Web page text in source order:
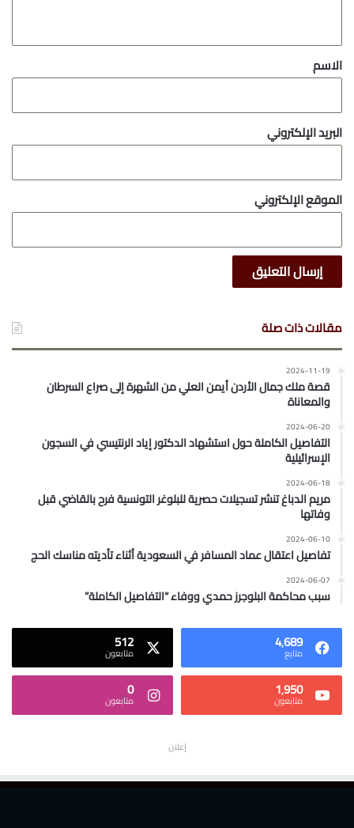
*
الاسم
البريد الإلكتروني
الموقع الإلكتروني
مقالات ذات صلة
2024-11-19
قصة ملك جمال الأردن أيمن العلي من الشهرة إلى صراع السرطان
والمعاناة
2024-06-20
التفاصيل الكاملة حول استشهاد الدكتور إياد الرنتيسي في السجون
الإسرائيلية
2024-06-18
مريم الدباغ تنشر تسجيلات حصرية للبلوغر التونسية فرح بالقاضي قبل
وفاتها
2024-06-10
تفاصيل اعتقال عماد المسافر في السعودية أثناء تأديته مناسك الحج
2024-06-07
سبب محاكمة البلوجرز حمدي ووفاء “التفاصيل الكاملة”
4٬689
متابع 512
متابعون
1٬950
متابعون 0
متابعون
إعلان